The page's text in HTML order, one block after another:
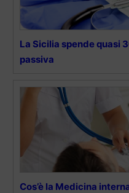
La Sicilia spende quasi
passiva
Cos’è la Medicina